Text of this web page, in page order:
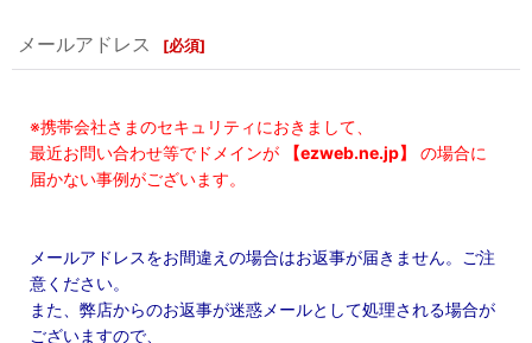
メールアドレス [必須]
※携帯会社さまのセキュリティにおきまして、
最近お問い合わせ等でドメインが
【ezweb.ne.jp】
の場合に
届かない事例がございます。
メールアドレスをお間違えの場合はお返事が届きません。ご注
意ください。
また、弊店からのお返事が迷惑メールとして処理される場合が
ございますので、